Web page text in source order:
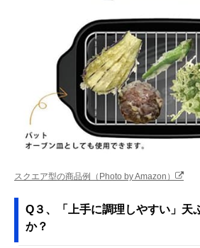
スクエア型の商品例（Photo by Amazon）
Q３、「上手に調理しやすい」天
か？